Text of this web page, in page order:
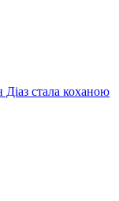
Діаз стала коханою